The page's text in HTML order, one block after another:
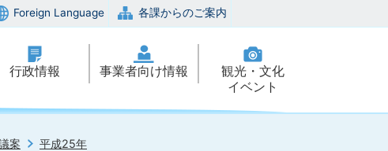
Foreign Language 各課からのご案内
行政情報 事業者向け情報
観光・文化
イベント
案
平成25年